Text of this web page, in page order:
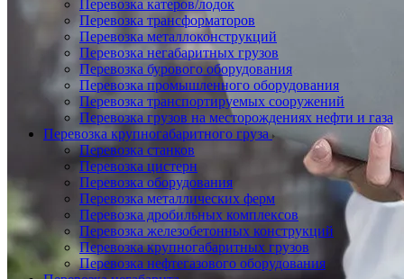
Перевозка катеров/лодок
Перевозка трансформаторов
Перевозка металлоконструкций
Перевозка негабаритных грузов
Перевозка бурового оборудования
Перевозка промышленного оборудования
Перевозка транспортируемых сооружений
Перевозка грузов на месторождениях нефти и газа
Перевозка крупногабаритного груза
Перевозка станков
Перевозка цистерн
Перевозка оборудования
Перевозка металлических ферм
Перевозка дробильных комплексов
Перевозка железобетонных конструкций
Перевозка крупногабаритных грузов
Перевозка нефтегазового оборудования